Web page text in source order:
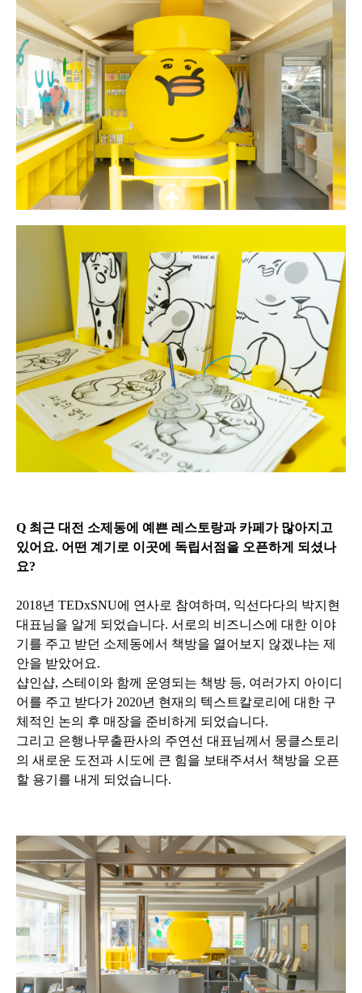
Q 최근 대전 소제동에 예쁜 레스토랑과 카페가 많아지고
있어요. 어떤 계기로 이곳에 독립서점을 오픈하게 되셨나
요?
2018년 TEDxSNU에 연사로 참여하며, 익선다다의 박지현
대표님을 알게 되었습니다. 서로의 비즈니스에 대한 이야
기를 주고 받던 소제동에서 책방을 열어보지 않겠냐는 제
안을 받았어요.
샵인샵, 스테이와 함께 운영되는 책방 등, 여러가지 아이디
어를 주고 받다가 2020년 현재의 텍스트칼로리에 대한 구
체적인 논의 후 매장을 준비하게 되었습니다.
그리고 은행나무출판사의 주연선 대표님께서 뭉클스토리
의 새로운 도전과 시도에 큰 힘을 보태주셔서 책방을 오픈
할 용기를 내게 되었습니다.